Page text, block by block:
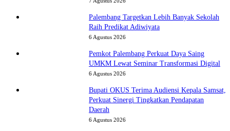
Palembang Targetkan Lebih Banyak Sekolah
Raih Predikat Adiwiyata
6 Agustus 2026
Pemkot Palembang Perkuat Daya Saing
UMKM Lewat Seminar Transformasi Digital
6 Agustus 2026
Bupati OKUS Terima Audiensi Kepala Samsat,
Perkuat Sinergi Tingkatkan Pendapatan
Daerah
6 Agustus 2026